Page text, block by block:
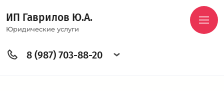
ИП Гаврилов Ю.А.
Юридические услуги
8 (987) 703-88-20